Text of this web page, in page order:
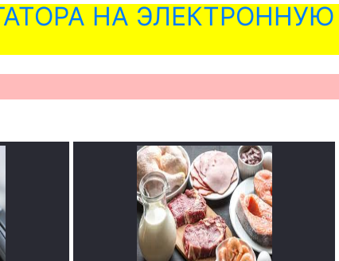
НА ЭЛЕКТРОННУЮ